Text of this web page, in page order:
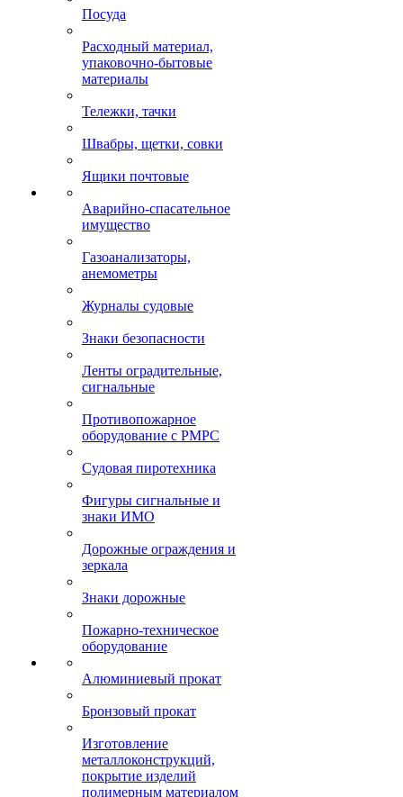
Посуда
Расходный материал,
упаковочно-бытовые
материалы
Тележки, тачки
Швабры, щетки, совки
Ящики почтовые
Аварийно-спасательное
имущество
Газоанализаторы,
анемометры
Журналы судовые
Знаки безопасности
Ленты оградительные,
сигнальные
Противопожарное
оборудование с РМРС
Судовая пиротехника
Фигуры сигнальные и
знаки ИМО
Дорожные ограждения и
зеркала
Знаки дорожные
Пожарно-техническое
оборудование
Алюминиевый прокат
Бронзовый прокат
Изготовление
металлоконструкций,
покрытие изделий
полимерным материалом